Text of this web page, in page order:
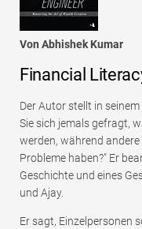
Von Abhishek Kumar
Financial
Der Autor stellt in
Sie sich jemals gefragt,
werden, während
Probleme haben?" Er
Geschichte und eines
und Ajay.
Er sagt, Einzelpersonen